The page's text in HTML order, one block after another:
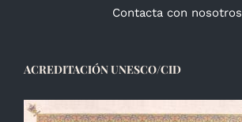
Contacta con nosotros
ACREDITACIÓN UNESCO/CID